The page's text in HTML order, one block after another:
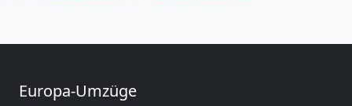
Europa-Umzüge